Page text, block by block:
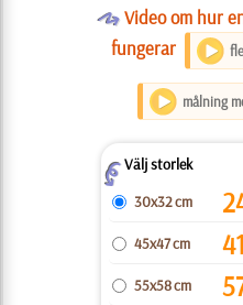
OVideo om hur
fungerar
målning
ZVälj storlek
30x32 cm
45x47 cm
55x58 cm